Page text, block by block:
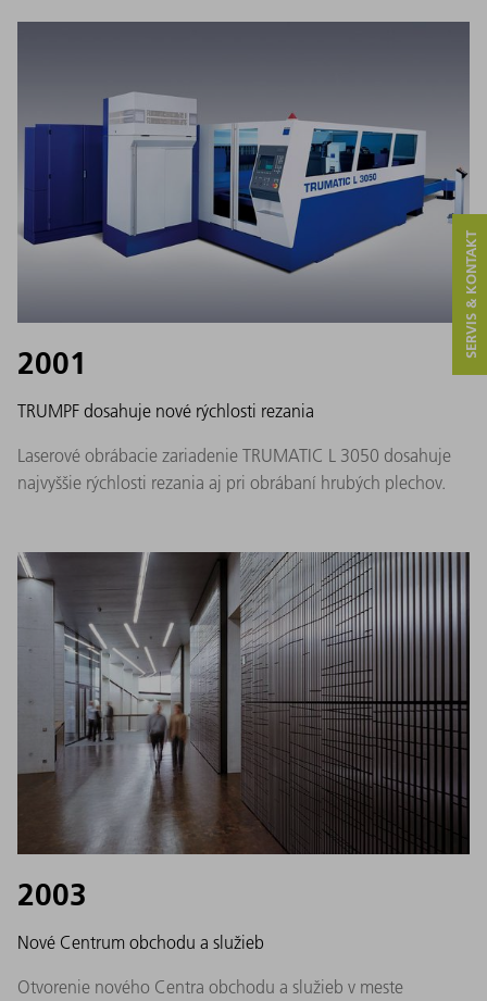
2001
TRUMPF dosahuje nové rýchlosti rezania
Laserové obrábacie zariadenie TRUMATIC L 3050 dosahuje
najvyššie rýchlosti rezania aj pri obrábaní hrubých plechov.
2003
Nové Centrum obchodu a služieb
Otvorenie nového Centra obchodu a služieb v meste
SERVIS & KONTAKT